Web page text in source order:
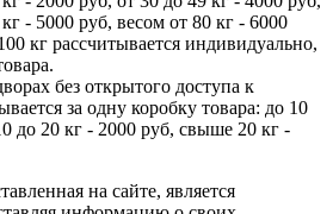
- 5000 руб, весом от 80 кг - 6000
кг рассчитывается индивидуально,
без открытого доступа к
за одну коробку товара: до 10
до 20 кг - 2000 руб, свыше 20 кг -
на сайте, является